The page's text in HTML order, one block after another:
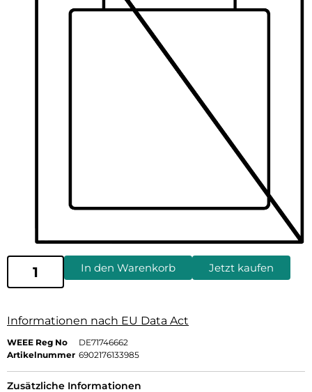
In den Warenkorb Jetzt kaufen
Informationen nach EU Data Act
WEEE Reg No
DE71746662
Artikelnummer 6902176133985
Zusätzliche Informationen